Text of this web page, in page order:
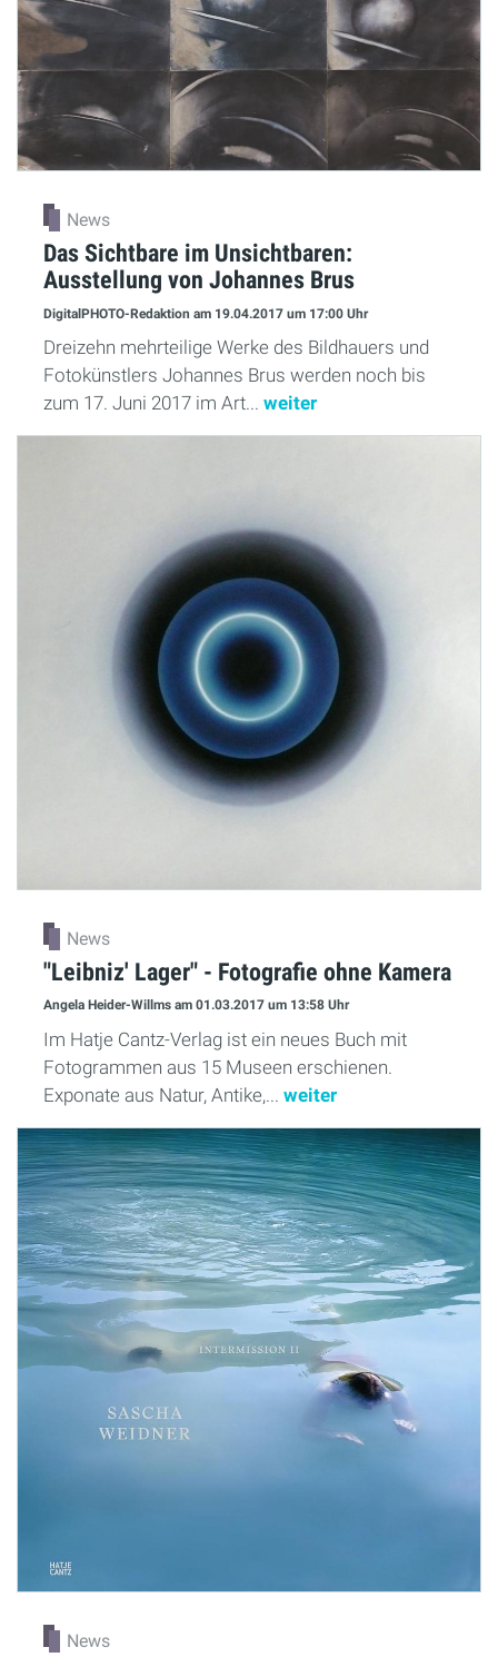
News
Das Sichtbare im Unsichtbaren:
Ausstellung von Johannes Brus
DigitalPHOTO-Redaktion am 19.04.2017 um 17:00 Uhr
Dreizehn mehrteilige Werke des Bildhauers und
Fotokünstlers Johannes Brus werden noch bis
zum 17. Juni 2017 im Art... weiter
News
"Leibniz' Lager" - Fotografie ohne Kamera
Angela Heider-Willms am 01.03.2017 um 13:58 Uhr
Im Hatje Cantz-Verlag ist ein neues Buch mit
Fotogrammen aus 15 Museen erschienen.
Exponate aus Natur, Antike,... weiter
News